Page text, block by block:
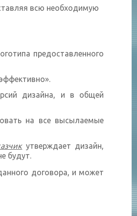
всю необходимую
предоставленного
дизайна, и в общей
на все высылаемые
утверждает дизайн,
будут.
договора, и может